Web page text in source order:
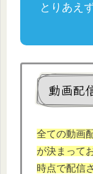
とりあえ
動画配
全ての動画
が決まって
時点で配信